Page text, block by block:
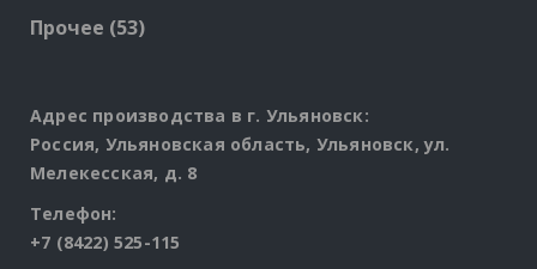
Прочее 5353
Адрес производства в г. Ульяновск:
Россия, Ульяновская область, Ульяновск, ул.
Мелекесская, д. 8
Телефон:
+7 (8422) 525-115